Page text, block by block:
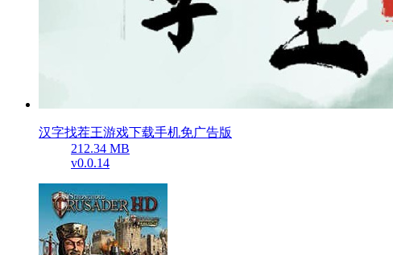
汉字找茬王游戏下载手机免广告版
212.34 MB
v0.0.14